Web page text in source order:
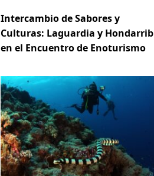
Intercambio de Sabores y
Culturas: Laguardia y
en el Encuentro de Enoturismo